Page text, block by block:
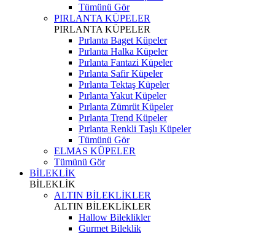
Tümünü Gör
PIRLANTA KÜPELER
PIRLANTA KÜPELER
Pırlanta Baget Küpeler
Pırlanta Halka Küpeler
Pırlanta Fantazi Küpeler
Pırlanta Safir Küpeler
Pırlanta Tektaş Küpeler
Pırlanta Yakut Küpeler
Pırlanta Zümrüt Küpeler
Pırlanta Trend Küpeler
Pırlanta Renkli Taşlı Küpeler
Tümünü Gör
ELMAS KÜPELER
Tümünü Gör
BİLEKLİK
BİLEKLİK
ALTIN BİLEKLİKLER
ALTIN BİLEKLİKLER
Hallow Bileklikler
Gurmet Bileklik